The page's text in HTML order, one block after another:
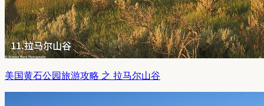
美国黄石公园旅游攻略 之 拉马尔山谷